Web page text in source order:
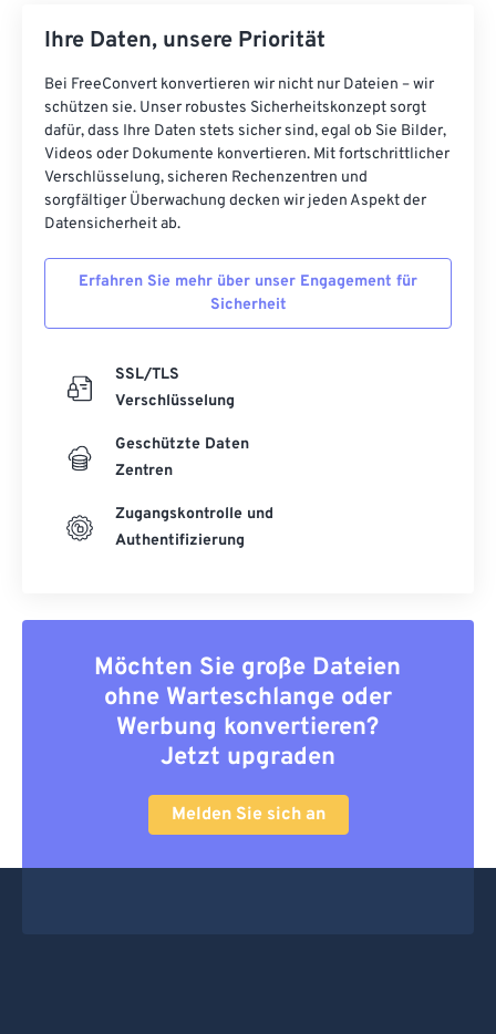
Ihre Daten, unsere Priorität
Bei FreeConvert konvertieren wir nicht nur Dateien – wir
schützen sie. Unser robustes Sicherheitskonzept sorgt
dafür, dass Ihre Daten stets sicher sind, egal ob Sie Bilder,
Videos oder Dokumente konvertieren. Mit fortschrittlicher
Verschlüsselung, sicheren Rechenzentren und
sorgfältiger Überwachung decken wir jeden Aspekt der
Datensicherheit ab.
Erfahren Sie mehr über unser Engagement für
Sicherheit
SSL/TLS
Verschlüsselung
Geschützte Daten
Zentren
Zugangskontrolle und
Authentifizierung
Möchten Sie große Dateien
ohne Warteschlange oder
Werbung konvertieren?
Jetzt upgraden
Melden Sie sich an